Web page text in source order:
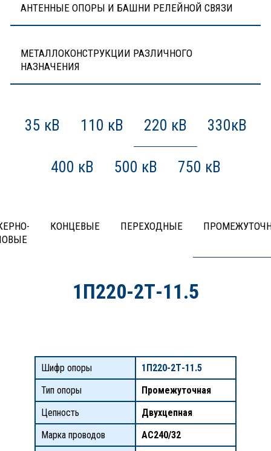
АНТЕННЫЕ ОПОРЫ И БАШНИ РЕЛЕЙНОЙ СВЯЗИ
МЕТАЛЛОКОНСТРУКЦИИ РАЗЛИЧНОГО
НАЗНАЧЕНИЯ
35 кВ 110 кВ 220 кВ 330кВ
400 кВ 500 кВ 750 кВ
КОНЦЕВЫЕ ПЕРЕХОДНЫЕ
1П220-2Т-11.5
Шифр опоры
1П220-2Т-11.5
Тип опоры
Промежуточная
Цепность
Двухцепная
Марка проводов
АС240/32